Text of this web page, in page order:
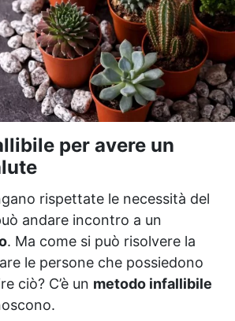
per avere un
rispettate le necessità del
andare incontro a un
. Ma come si può risolvere la
le persone che possiedono
ciò? C’è un metodo infallibile